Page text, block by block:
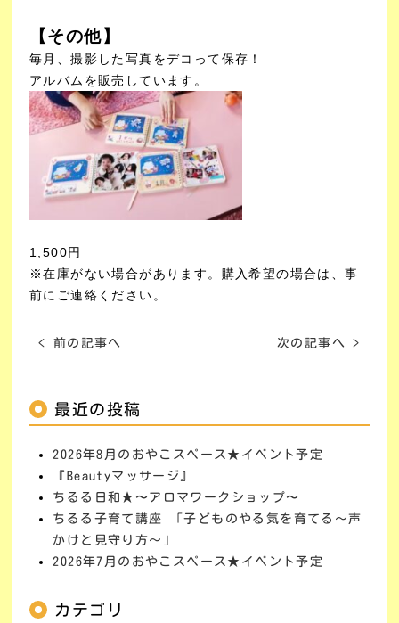
【その他】
毎月、撮影した写真をデコって保存！
アルバムを販売しています。
1,500円
※在庫がない場合があります。購入希望の場合は、事
前にご連絡ください。
< 前の記事へ 次の記事へ >
最近の投稿
2026年8月のおやこスペース★イベント予定
『Beautyマッサージ』
ちるる日和★〜アロマワークショップ〜
ちるる子育て講座 「子どものやる気を育てる～声
かけと見守り方～」
2026年7月のおやこスペース★イベント予定
カテゴリ